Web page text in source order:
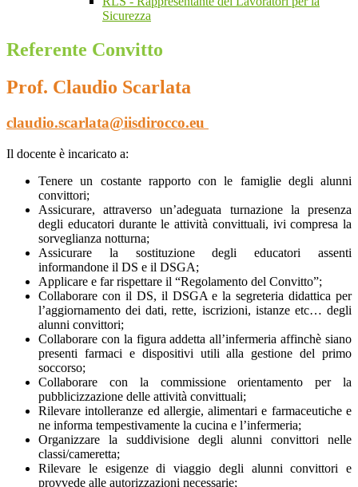
Sicurezza
Referente Convitto
Prof. Claudio Scarlata
claudio.scarlata@iisdirocco.eu
Il docente è incaricato a:
Tenere un costante rapporto con le famiglie degli alunni
convittori;
Assicurare, attraverso un’adeguata turnazione la presenza
degli educatori durante le attività convittuali, ivi compresa la
sorveglianza notturna;
Assicurare la sostituzione degli educatori assenti
informandone il DS e il DSGA;
Applicare e far rispettare il “Regolamento del Convitto”;
Collaborare con il DS, il DSGA e la segreteria didattica per
l’aggiornamento dei dati, rette, iscrizioni, istanze etc… degli
alunni convittori;
Collaborare con la figura addetta all’infermeria affinchè siano
presenti farmaci e dispositivi utili alla gestione del primo
soccorso;
Collaborare con la commissione orientamento per la
pubblicizzazione delle attività convittuali;
Rilevare intolleranze ed allergie, alimentari e farmaceutiche e
ne informa tempestivamente la cucina e l’infermeria;
Organizzare la suddivisione degli alunni convittori nelle
classi/cameretta;
Rilevare le esigenze di viaggio degli alunni convittori e
provvede alle autorizzazioni necessarie;